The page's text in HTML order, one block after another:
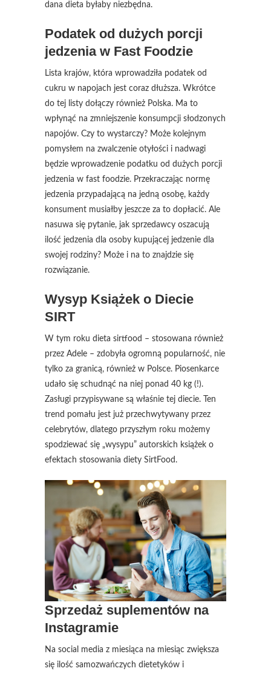
dana dieta byłaby niezbędna.
Podatek od dużych porcji
jedzenia w Fast Foodzie
Lista krajów, która wprowadziła podatek od
cukru w napojach jest coraz dłuższa. Wkrótce
do tej listy dołączy również Polska. Ma to
wpłynąć na zmniejszenie konsumpcji słodzonych
napojów. Czy to wystarczy? Może kolejnym
pomysłem na zwalczenie otyłości i nadwagi
będzie wprowadzenie podatku od dużych porcji
jedzenia w fast foodzie. Przekraczając normę
jedzenia przypadającą na jedną osobę, każdy
konsument musiałby jeszcze za to dopłacić. Ale
nasuwa się pytanie, jak sprzedawcy oszacują
ilość jedzenia dla osoby kupującej jedzenie dla
swojej rodziny? Może i na to znajdzie się
rozwiązanie.
Wysyp Książek o Diecie
SIRT
W tym roku dieta sirtfood – stosowana również
przez Adele – zdobyła ogromną popularność, nie
tylko za granicą, również w Polsce. Piosenkarce
udało się schudnąć na niej ponad 40 kg (!).
Zasługi przypisywane są właśnie tej diecie. Ten
trend pomału jest już przechwytywany przez
celebrytów, dlatego przyszłym roku możemy
spodziewać się „wysypu” autorskich książek o
efektach stosowania diety SirtFood.
Sprzedaż suplementów na
Instagramie
Na social media z miesiąca na miesiąc zwiększa
się ilość samozwańczych dietetyków i